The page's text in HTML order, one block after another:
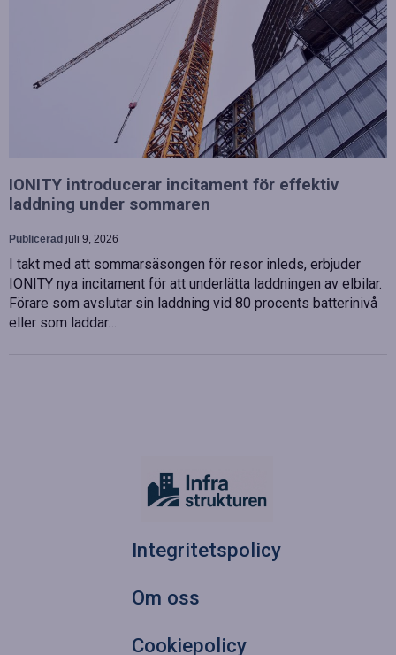
IONITY introducerar incitament för effektiv
laddning under sommaren
Publicerad juli 9, 2026
I takt med att sommarsäsongen för resor inleds, erbjuder
IONITY nya incitament för att underlätta laddningen av elbilar.
Förare som avslutar sin laddning vid 80 procents batterinivå
eller som laddar…
Integritetspolicy
Om oss
Cookiepolicy